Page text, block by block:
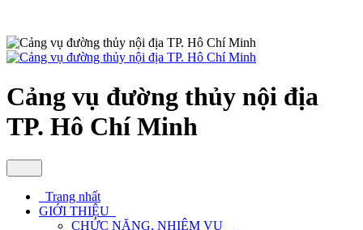
Cảng vụ đường thủy nội địa
TP. Hô Chí Minh
Trang nhất
GIỚI THIỆU
CHỨC NĂNG, NHIỆM VỤ